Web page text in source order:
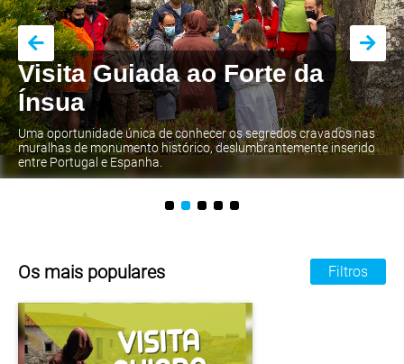
Visita Guiada ao Forte da
Ínsua
Uma oportunidade única de conhecer os segredos cravados nas
muralhas de monumento histórico, deslumbrantemente inserido
entre Portugal e Espanha.
Os mais populares Filtros